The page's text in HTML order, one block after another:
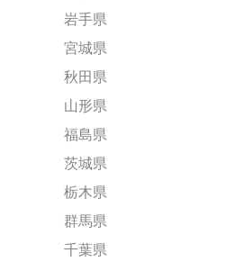
岩手県
宮城県
秋田県
山形県
福島県
茨城県
栃木県
群馬県
千葉県